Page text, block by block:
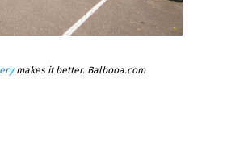
makes it better. Balbooa.com